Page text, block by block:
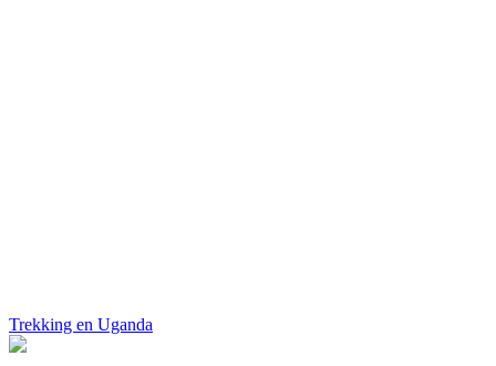
Trekking en Uganda